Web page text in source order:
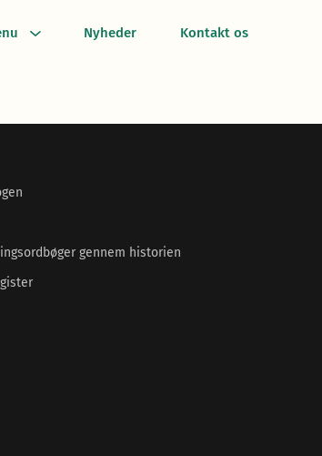
Nyheder Kontakt os
gennem historien